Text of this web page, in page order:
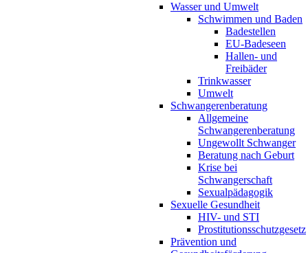
Wasser und Umwelt
Schwimmen und Baden
Badestellen
EU-Badeseen
Hallen- und
Freibäder
Trinkwasser
Umwelt
Schwangerenberatung
Allgemeine
Schwangerenberatung
Ungewollt Schwanger
Beratung nach Geburt
Krise bei
Schwangerschaft
Sexualpädagogik
Sexuelle Gesundheit
HIV- und STI
Prostitutionsschutzgesetz
Prävention und